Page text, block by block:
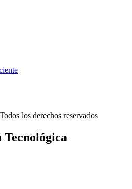
los derechos reservados